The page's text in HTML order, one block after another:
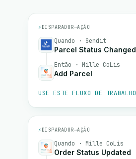
⚡ DISPARADOR→AÇÃO
Quando · Sendit
Parcel Status Changed
Então · Mille CoLis
Add Parcel
USE ESTE FLUXO DE TRABALHO
⚡ DISPARADOR→AÇÃO
Quando · Mille CoLis
Order Status Updated